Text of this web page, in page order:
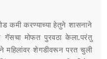
कमी करण्याच्या हेतुने शासनाने
गॅसचा मोफत पुरवठा केला.परंतु
महिलांवर शेगडीवरून परत चुली